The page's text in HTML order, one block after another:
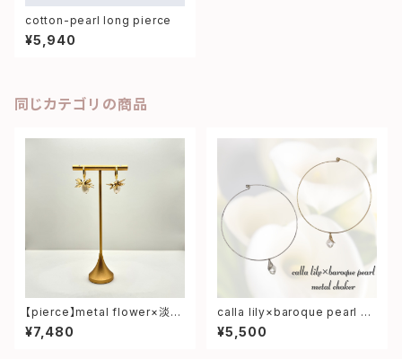
cotton-pearl long pierce
¥5,940
同じカテゴリの商品
【pierce】metal flower×淡水
パール pierce
¥7,480
calla lily×baroque pearl m
etal choker
¥5,500